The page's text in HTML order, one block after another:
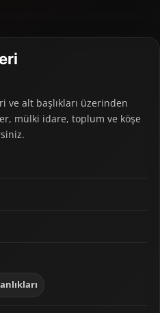
ve alt başlıkları üzerinden
mülki idare, toplum ve köşe